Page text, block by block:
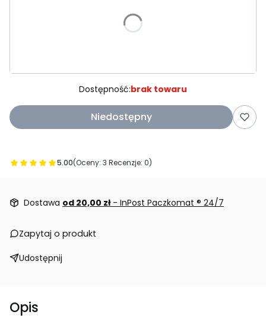
Dostępność:brak towaru
Niedostępny
5.00(Oceny: 3 Recenzje: 0)
Przejdź do sekcji Opinie
Dostawa od 20,00 zł - InPost Paczkomat ® 24/7
Zapytaj o produkt
Udostępnij
Opis